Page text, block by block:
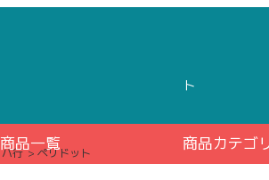
ト
商品一覧 商品カテゴ
ハ行 ペリドット